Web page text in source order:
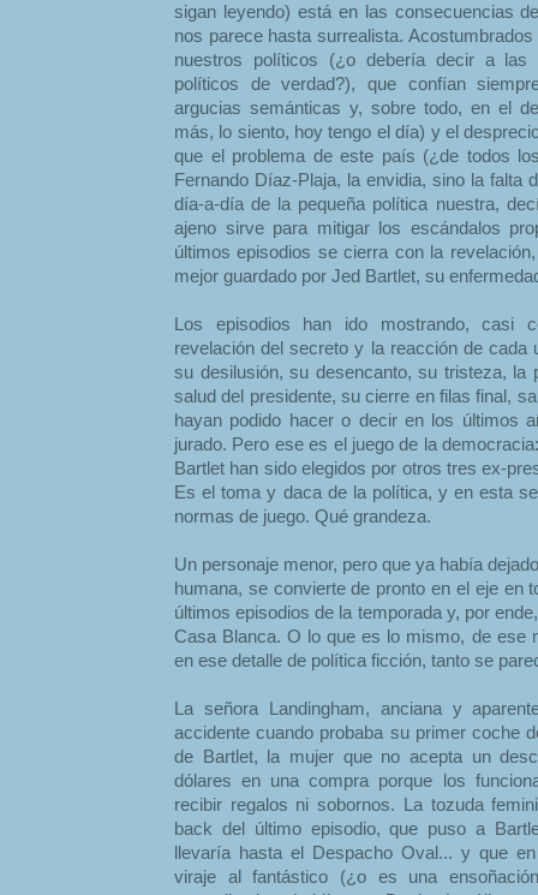
sigan leyendo) está en las consecuencias
nos parece hasta surrealista.
nuestros políticos (¿o debería decir a las
políticos de verdad?), que confían
argucias semánticas y, sobre todo, en el
más, lo siento, hoy tengo el día) y el
que el problema de este país (¿de todos
Fernando Díaz-Plaja, la envidia, sino la falta
día-a-día de la pequeña política nuestra,
ajeno sirve para mitigar los escándalos
últimos episodios se cierra con la
mejor guardado por Jed Bartlet, su
Los episodios han ido mostrando, casi
revelación del secreto y la reacción de cada
su desilusión, su desencanto, su tristeza, la
salud del presidente, su cierre en filas final,
hayan podido hacer o decir en los últimos
jurado. Pero ese es el juego de la
Bartlet han sido elegidos por otros tres ex-
Es el toma y daca de la política, y en esta
normas de juego. Qué grandeza.
Un personaje menor, pero que ya había
humana, se convierte de pronto en el eje en
últimos episodios de la temporada y, por
Casa Blanca. O lo que es lo mismo, de ese
en ese detalle de política ficción, tanto se
La señora Landingham, anciana y
accidente cuando probaba su primer coche
de Bartlet, la mujer que no acepta un
dólares en una compra porque los
recibir regalos ni sobornos. La tozuda
back del último episodio, que puso a
llevaría hasta el Despacho Oval... y que
viraje al fantástico (¿o es una